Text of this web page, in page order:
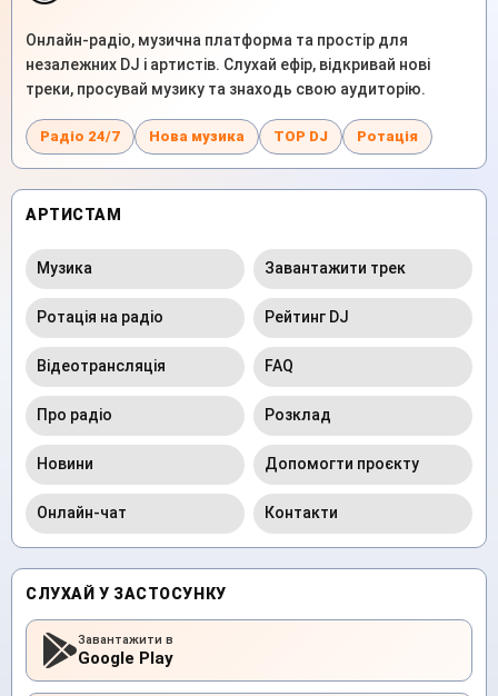
Онлайн-радіо, музична платформа та простір для
незалежних DJ і артистів. Слухай ефір, відкривай нові
треки, просувай музику та знаходь свою аудиторію.
Радіо 24/7 Нова музика TOP DJ Ротація
АРТИСТАМ
Музика Завантажити трек
Ротація на радіо Рейтинг DJ
Відеотрансляція FAQ
Про радіо Розклад
Новини Допомогти проєкту
Онлайн-чат Контакти
СЛУХАЙ У ЗАСТОСУНКУ
Завантажити в
Google Play